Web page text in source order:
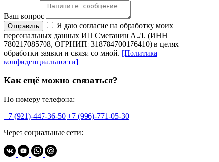
Ваш вопрос
Отправить
Я даю согласие на обработку моих
персональных данных ИП Сметанин А.Л. (ИНН
780217085708, ОГРНИП: 318784700176410) в целях
обработки заявки и связи со мной. [Политика
конфиденциальности]
Как ещё можно связаться?
По номеру телефона:
+7 (921)-447-36-50 +7 (996)-771-05-30
Через социальные сети: